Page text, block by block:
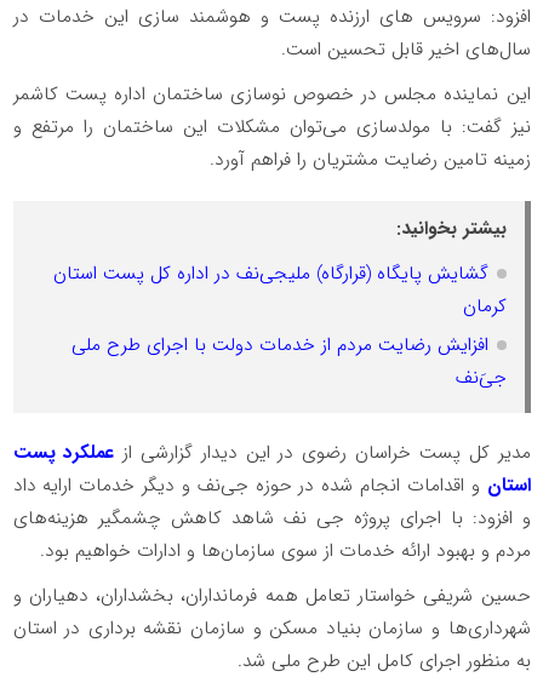
افزود: سرویس های ارزنده پست و هوشمند سازی این خدمات در
سال‌های اخیر قابل تحسین است.
این نماینده مجلس در خصوص نوسازی ساختمان اداره پست کاشمر
نیز گفت: با مولدسازی می‌توان مشکلات این ساختمان را مرتفع و
زمینه تامین رضایت مشتریان را فراهم آورد.
بیشتر بخوانید:
گشایش پایگاه (قرارگاه) ملیجی‌نف در اداره کل پست استان
کرمان
افزایش رضایت مردم از خدمات دولت با اجرای طرح ملی
جی‌َنف
مدیر کل پست خراسان رضوی در این دیدار گزارشی از عملکرد پست
استان
و اقدامات انجام شده در حوزه جی‎‌نف و دیگر خدمات ارایه داد
و افزود: با اجرای پروژه جی نف شاهد کاهش چشمگیر هزینه‌های
مردم و بهبود ارائه خدمات از سوی سازمان‌ها و ادارات خواهیم بود.
حسین شریفی خواستار تعامل همه فرمانداران، بخشداران، دهیاران و
شهرداری‌ها و سازمان بنیاد مسکن و سازمان نقشه برداری در استان
به منظور اجرای کامل این طرح ملی شد.